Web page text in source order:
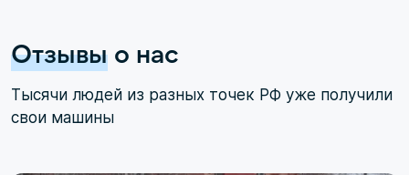
Отзывы о нас
Тысячи людей из разных точек РФ уже получили
свои машины